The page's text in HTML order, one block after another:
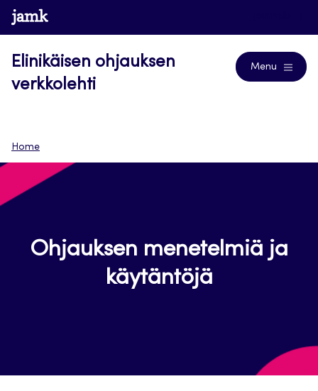
Siirry
suoraan
www.jamk.fi
Elinikäisen ohjauksen
verkkolehti
Menu
Home
Ohjauksen menetelmiä ja
käytäntöjä